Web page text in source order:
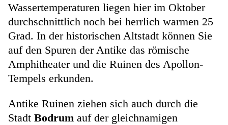
Wassertemperaturen liegen hier im Oktober
durchschnittlich noch bei herrlich warmen 25
Grad. In der historischen Altstadt können Sie
auf den Spuren der Antike das römische
Amphitheater und die Ruinen des Apollon-
Tempels erkunden.
Antike Ruinen ziehen sich auch durch die
Stadt Bodrum auf der gleichnamigen